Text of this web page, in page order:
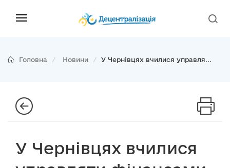
Головна Новини У Чернівцях вчилися управля...
У Чернівцях вчилися